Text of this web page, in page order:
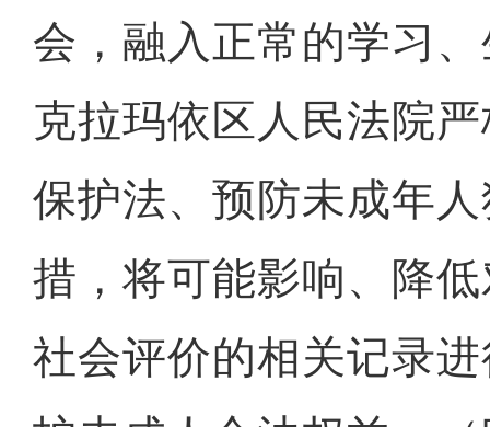
会，融入正常的学习
克拉玛依区人民法院
保护法、预防未成年
措，将可能影响、降
社会评价的相关记录